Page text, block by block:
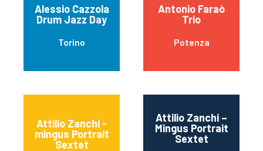
Alessio Cazzola
Drum Jazz Day
Torino
Antonio Faraò
Trio
Potenza
Attilio Zanchi -
mingus Portrait
Sextet
Attilio Zanchi –
Mingus Portrait
Sextet